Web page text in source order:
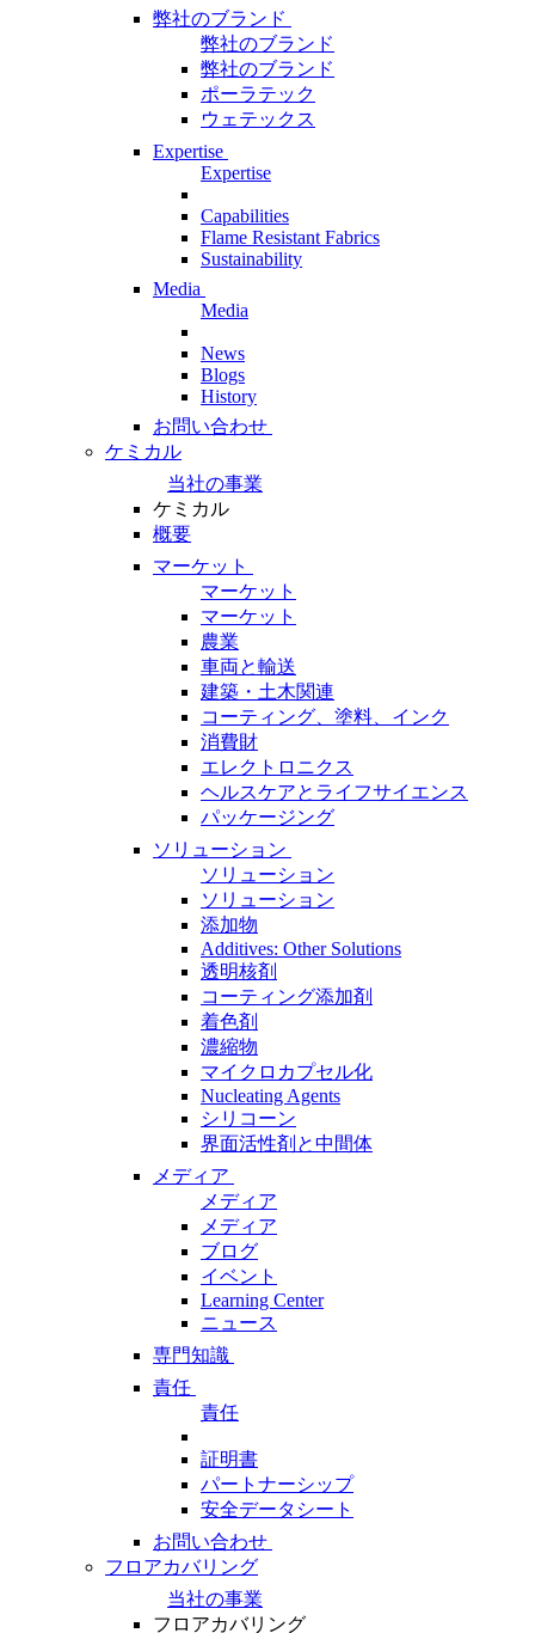
弊社のブランド
弊社のブランド
弊社のブランド
ポーラテック
ウェテックス
Expertise
Expertise
Capabilities
Flame Resistant Fabrics
Sustainability
Media
Media
News
Blogs
History
お問い合わせ
ケミカル
当社の事業
ケミカル
概要
マーケット
マーケット
マーケット
農業
車両と輸送
建築・土木関連
コーティング、塗料、インク
消費財
エレクトロニクス
ヘルスケアとライフサイエンス
パッケージング
ソリューション
ソリューション
ソリューション
添加物
Additives: Other Solutions
透明核剤
コーティング添加剤
着色剤
濃縮物
マイクロカプセル化
Nucleating Agents
シリコーン
界面活性剤と中間体
メディア
メディア
メディア
ブログ
イベント
Learning Center
ニュース
専門知識
責任
責任
証明書
パートナーシップ
安全データシート
お問い合わせ
フロアカバリング
当社の事業
フロアカバリング